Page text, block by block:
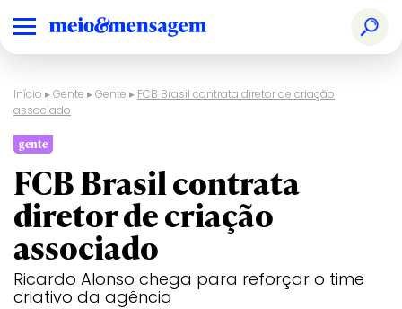
Início ▸Gente ▸Gente ▸ FCB Brasil contrata diretor de criação
associado
gente
FCB Brasil contrata
diretor de criação
associado
Ricardo Alonso chega para reforçar o time
criativo da agência